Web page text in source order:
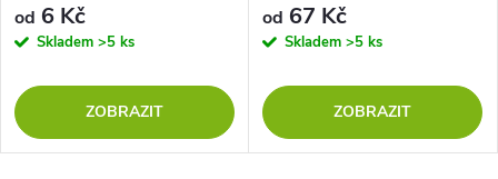
od 6 Kč
Skladem >5 ks
ZOBRAZIT
od 67 Kč
Skladem >5 ks
ZOBRAZIT